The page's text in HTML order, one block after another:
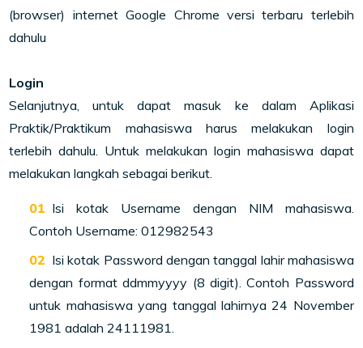
(browser) internet Google Chrome versi terbaru terlebih
dahulu
Login
Selanjutnya, untuk dapat masuk ke dalam Aplikasi
Praktik/Praktikum mahasiswa harus melakukan login
terlebih dahulu. Untuk melakukan login mahasiswa dapat
melakukan langkah sebagai berikut.
Isi kotak Username dengan NIM mahasiswa.
Contoh Username: 012982543
Isi kotak Password dengan tanggal lahir mahasiswa
dengan format ddmmyyyy (8 digit). Contoh Password
untuk mahasiswa yang tanggal lahirnya 24 November
1981 adalah 24111981.